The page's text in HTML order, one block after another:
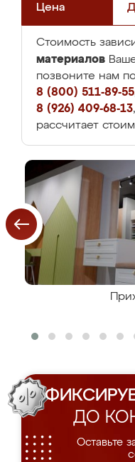
Цена
Стоимость
материалов
позвоните нам
8 (800) 511-89-55
8 (926) 409-68-13
рассчитает
ДО
Оставьте